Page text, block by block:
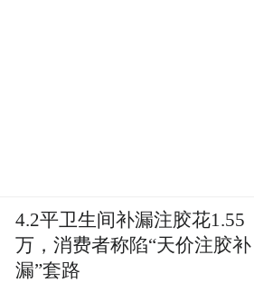
4.2平卫生间补漏注胶花1.55
万，消费者称陷“天价注胶补
漏”套路